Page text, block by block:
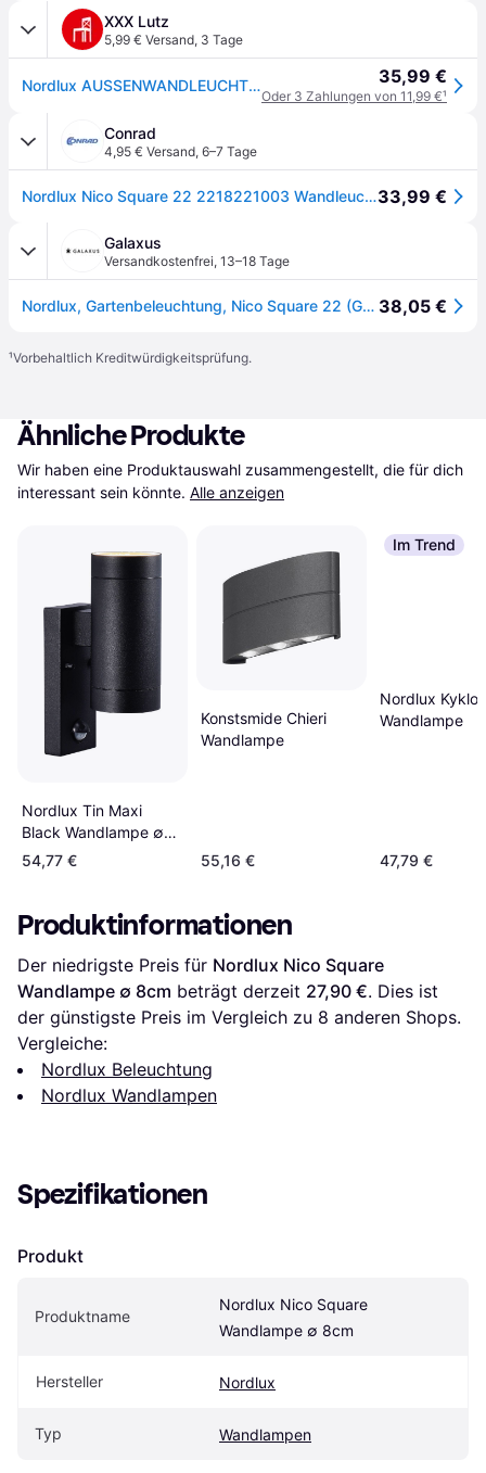
XXX Lutz
5,99 € Versand, 3 Tage
Nordlux AUSSENWANDLEUCHTE Schwarz 35,99 €
Oder 3 Zahlungen von 11,99 €¹
Conrad
4,95 € Versand, 6–7 Tage
Nordlux Nico Square 22 2218221003 Wandleuchte GU10 Schwarz33,99 €
Galaxus
Versandkostenfrei, 13–18 Tage
Nordlux, Gartenbeleuchtung, Nico Square 22 (GU10, IP54) 38,05 €
¹Vorbehaltlich Kreditwürdigkeitsprüfung.
Ähnliche Produkte
Wir haben eine Produktauswahl zusammengestellt, die für dich
interessant sein könnte. Alle anzeigen
Nordlux Tin Maxi
Black Wandlampe ∅
7.6cm
54,77 €
Konstsmide Chieri
Wandlampe
55,16 €
Im Trend
Nordlux
Wandlampe
47,79 €
Produktinformationen
Der niedrigste Preis für Nordlux Nico Square
Wandlampe ∅ 8cm beträgt derzeit 27,90 €. Dies ist
der günstigste Preis im Vergleich zu 8 anderen Shops.
Vergleiche:
Nordlux Beleuchtung
Nordlux Wandlampen
Spezifikationen
Produkt
Produktname
Nordlux Nico Square
Wandlampe ∅ 8cm
Hersteller Nordlux
Typ Wandlampen